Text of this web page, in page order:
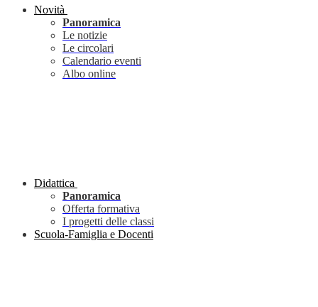
Novità
Panoramica
Le notizie
Le circolari
Calendario eventi
Albo online
Didattica
Panoramica
Offerta formativa
I progetti delle classi
Scuola-Famiglia e Docenti